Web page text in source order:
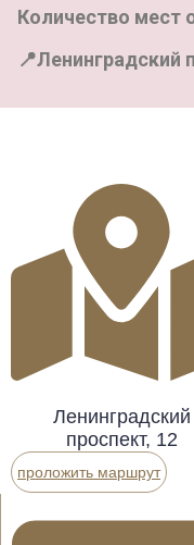
Количество мест
📍Ленинградский
Ленинградский
проспект, 12
проложить маршрут